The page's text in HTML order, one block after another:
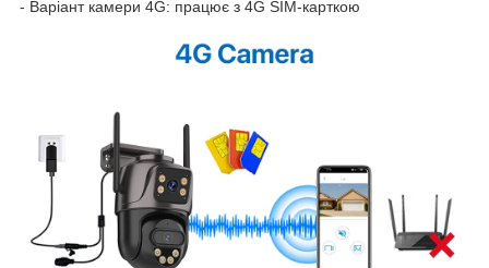
- Варіант камери 4G: працює з 4G SIM-карткою